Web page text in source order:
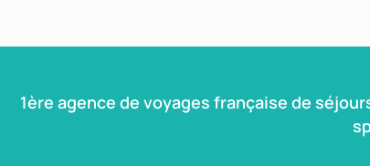
1ère agence de voyages française de